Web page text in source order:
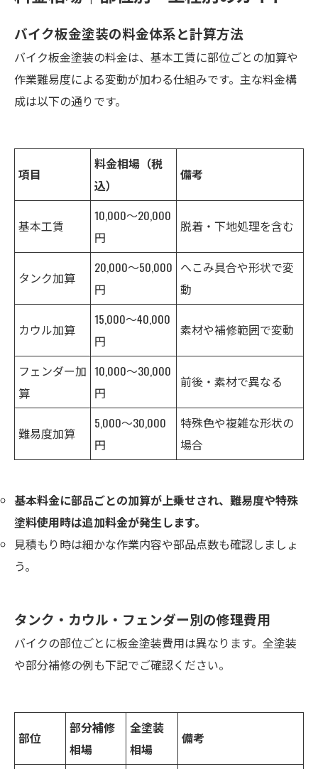
バイク板金塗装の料金体系と計算方法
バイク板金塗装の料金は、基本工賃に部位ごとの加算や
作業難易度による変動が加わる仕組みです。主な料金構
成は以下の通りです。
項目
料金相場（税
込）
備考
基本工賃
10,000～20,000
円
脱着・下地処理を含む
タンク加算
20,000～50,000
円
へこみ具合や形状で変
動
カウル加算
15,000～40,000
円
素材や補修範囲で変動
フェンダー加
算
10,000～30,000
円
前後・素材で異なる
難易度加算
5,000～30,000
円
特殊色や複雑な形状の
場合
基本料金に部品ごとの加算が上乗せされ、難易度や特殊
塗料使用時は追加料金が発生します。
見積もり時は細かな作業内容や部品点数も確認しましょ
う。
タンク・カウル・フェンダー別の修理費用
バイクの部位ごとに板金塗装費用は異なります。全塗装
や部分補修の例も下記でご確認ください。
部位
部分補修
相場
全塗装
相場
備考